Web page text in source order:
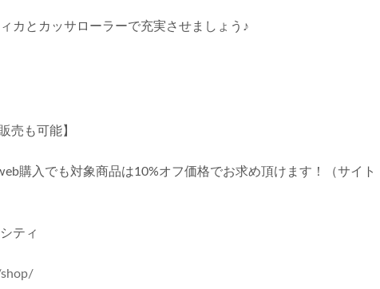
カとカッサローラーで充実させましょう♪
売も可能】
購入でも対象商品は10%オフ価格でお求め頂けます！（サイト
ティ